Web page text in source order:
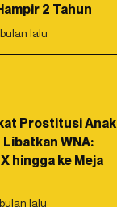
2 Tahun
lalu
Prostitusi Anak
Libatkan WNA:
hingga ke Meja
lalu